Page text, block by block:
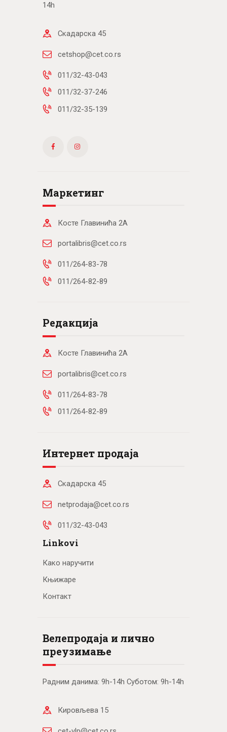
14h
Скадарска 45
cetshop@cet.co.rs
011/32-43-043
011/32-37-246
011/32-35-139
Маркетинг
Косте Главинића 2А
portalibris@cet.co.rs
011/264-83-78
011/264-82-89
Редакција
Косте Главинића 2А
portalibris@cet.co.rs
011/264-83-78
011/264-82-89
Интернет продаја
Скадарска 45
netprodaja@cet.co.rs
011/32-43-043
Linkovi
Како наручити
Књижаре
Контакт
Велепродаја и лично
преузимање
Радним данима: 9h-14h Суботом: 9h-14h
Кировљева 15